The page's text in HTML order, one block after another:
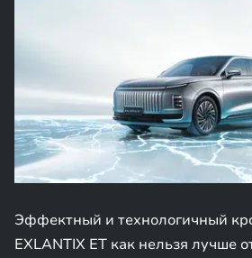
Эффектный и технологичный
EXLANTIX ET как нельзя лучше